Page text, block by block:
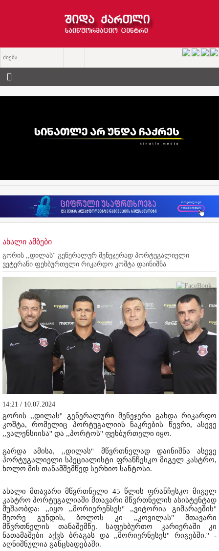
ახალი ამბები
გორის ,,დილას'' გენერალურ მენეჯერად პორტუგალიელი
ვეტერანი ფეხბურთელი რიკარდო კოშტა დაინიშნა
14:21 / 10.07.2024
გორის ,,დილას'' გენერალური მენეჯერი გახდა რიკარდო
კოშტა, რომელიც პორტუგალიის ნაკრების წევრი, ასევე
,,ვალენსიისა'' და ,,პორტოს'' ფეხბურთელი იყო.
გარდა ამისა, ,,დილას'' მწვრთნელად დაინიშნა ასევე
პორტუგალიელი სპეციალისტი ფრანჩესკო მიგელ კასტრო,
ხოლო მის თანამშემწედ სერხიო სანტოსი.
ახალი მთავარი მწვრთნელი 45 წლის ფრანჩესკო მიგელ
კასტრო პორტუგალიაში მთავარი მწვრთნელის ასისტენტად
მუშაობდა: ,,იყო ,,მორიერენსეს" ,,ვიტორია გიმარაეშის"
მეორე გუნდის, ბოლოს კი ,,კოვილას" მთავარი
მწვრთნელის თანაშემწე. საფეხბურთო კარიერაში კი
ნათამაშები აქვს ბრაგას და ,,მორიერნესეს" რიგებში.'' -
აღნიშნულია განცხადებაში.